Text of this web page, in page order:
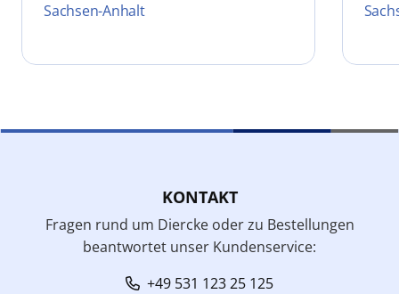
Sachsen-Anhalt
KONTAKT
Fragen rund um Diercke oder zu Bestellungen
beantwortet unser Kundenservice:
+49 531 123 25 125